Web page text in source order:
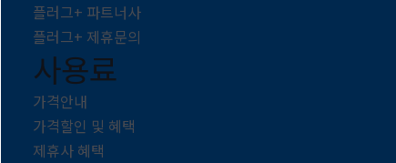
플러그+ 파트너사
플러그+ 제휴문의
사용료
가격안내
가격할인 및 혜택
제휴사 혜택